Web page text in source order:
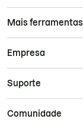
Mais ferramentas
Empresa
Suporte
Comunidade